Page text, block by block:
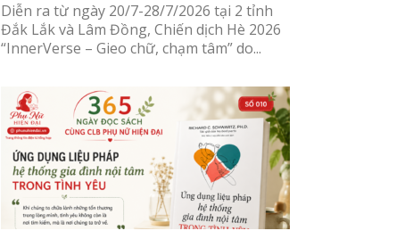
Diễn ra từ ngày 20/7-28/7/2026 tại 2 tỉnh
Đắk Lắk và Lâm Đồng, Chiến dịch Hè 2026
“InnerVerse – Gieo chữ, chạm tâm” do...